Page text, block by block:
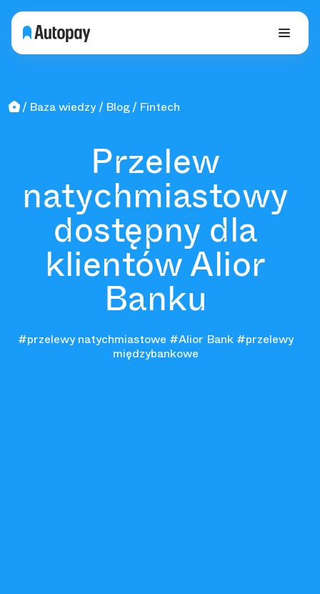
Baza wiedzy Blog Fintech
Przelew
natychmiastowy
dostępny dla
klientów Alior
Banku
#przelewy natychmiastowe #Alior Bank #przelewy
międzybankowe